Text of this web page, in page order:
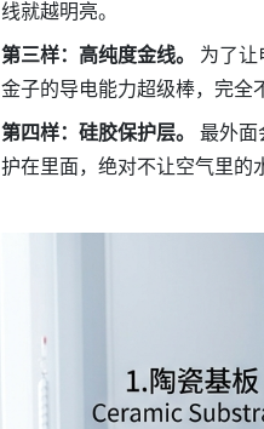
线就越明亮。
第三样：高纯度金线。
为了让
金子的导电能力超级棒，完全
第四样：硅胶保护层。
最外面
护在里面，绝对不让空气里的